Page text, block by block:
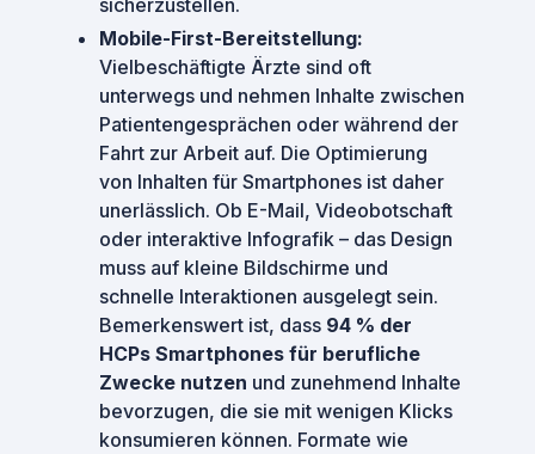
sicherzustellen.
Mobile-First-Bereitstellung:
Vielbeschäftigte Ärzte sind oft
unterwegs und nehmen Inhalte zwischen
Patientengesprächen oder während der
Fahrt zur Arbeit auf. Die Optimierung
von Inhalten für Smartphones ist daher
unerlässlich. Ob E-Mail, Videobotschaft
oder interaktive Infografik – das Design
muss auf kleine Bildschirme und
schnelle Interaktionen ausgelegt sein.
Bemerkenswert ist, dass 94 % der
HCPs Smartphones für berufliche
Zwecke nutzen und zunehmend Inhalte
bevorzugen, die sie mit wenigen Klicks
konsumieren können. Formate wie